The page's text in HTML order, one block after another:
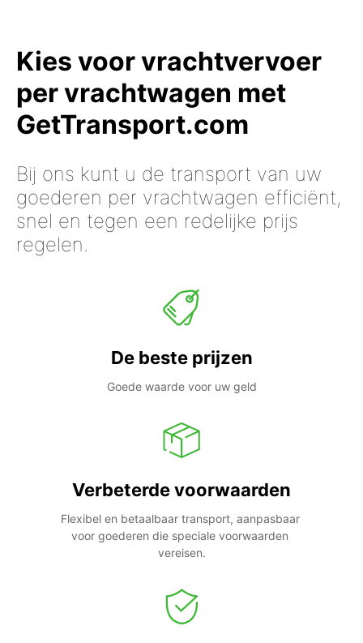
Kies voor vrachtvervoer
per vrachtwagen met
GetTransport.com
Bij ons kunt u de transport van uw
goederen per vrachtwagen efficiënt,
snel en tegen een redelijke prijs
regelen.
De beste prijzen
Goede waarde voor uw geld
Verbeterde voorwaarden
Flexibel en betaalbaar transport, aanpasbaar
voor goederen die speciale voorwaarden
vereisen.